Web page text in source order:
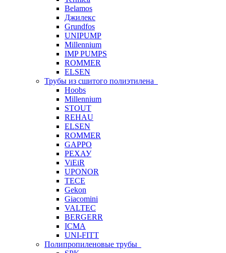
Belamos
Джилекс
Grundfos
UNIPUMP
Millennium
IMP PUMPS
ROMMER
ELSEN
Трубы из сшитого полиэтилена
Hoobs
Millennium
STOUT
REHAU
ELSEN
ROMMER
GAPPO
РЕХАУ
ViEiR
UPONOR
TECE
Gekon
Giacomini
VALTEC
BERGERR
ICMA
UNI-FITT
Полипропиленовые трубы